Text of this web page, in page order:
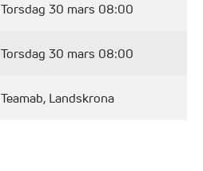
Torsdag 30 mars 08:00
Torsdag 30 mars 08:00
Teamab, Landskrona